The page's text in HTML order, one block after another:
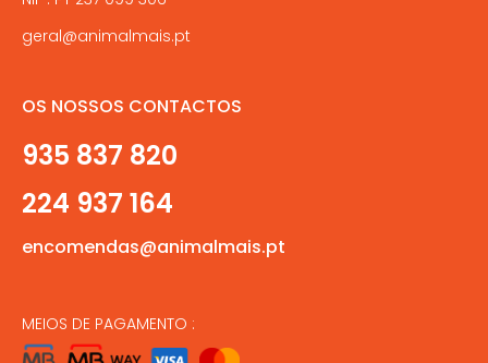
geral@animalmais.pt
OS NOSSOS CONTACTOS
935 837 820
224 937 164
encomendas@animalmais.pt
MEIOS DE PAGAMENTO :